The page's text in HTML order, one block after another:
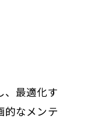
、最適化す
的なメンテ